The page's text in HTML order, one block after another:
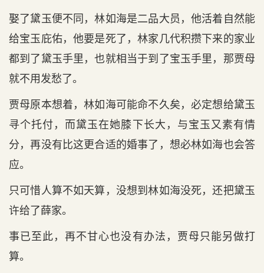
娶了黛玉便不同，林如海是二品大员，他活着自然能
给宝玉庇佑，他要是死了，林家几代积攒下来的家业
都到了黛玉手里，也就相当于到了宝玉手里，那贾母
就不用发愁了。
贾母原本想着，林如海可能命不久矣，必定想给黛玉
寻个托付，而黛玉在她膝下长大，与宝玉又素有情
分，再没有比这更合适的婚事了，想必林如海也会答
应。
只可惜人算不如天算，没想到林如海没死，还把黛玉
许给了薛家。
事已至此，再不甘心也没有办法，贾母只能另做打
算。